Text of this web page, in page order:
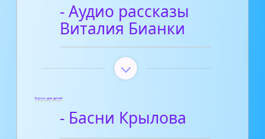
- Аудио рассказы
Виталия Бианки
Басни для детей
- Басни Крылова